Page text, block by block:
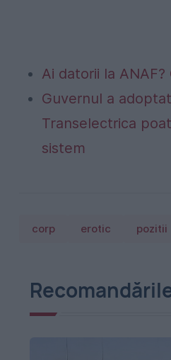
Ai datorii la
Guvernul a
Transelectrica
sistem
corp erotic pozitii